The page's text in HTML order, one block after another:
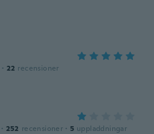
· 22 recensioner
· 252 recensioner · 5 uppladdningar